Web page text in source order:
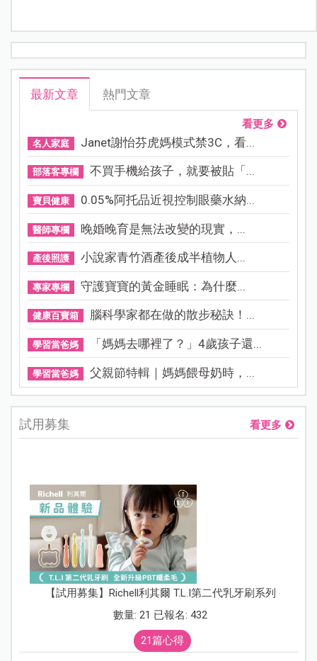
最新文章 熱門文章
看更多
名人家庭 Janet謝怡芬虎媽模式禁3C，看...
部落客專欄 不買手機給孩子，就要被貼「...
寶貝健康 0.05%阿托品近視控制眼藥水納...
醫師專欄 晚婚晚育是無法改變的現實，...
產後照護 小說家青竹酒產後成半植物人...
專家專欄 守護寶寶的黃金睡眠：為什麼...
健康百寶箱 腦科學家都在做的散步秘訣！...
學習當爸媽 「媽媽去哪裡了？」4歲孩子還...
學習當爸媽 父親節特輯｜媽媽餵母奶時，...
試用募集 看更多
【試用募集】Richell利其爾 T.L.I第二代乳牙刷系列
數量: 21 已報名: 432
21篇心得